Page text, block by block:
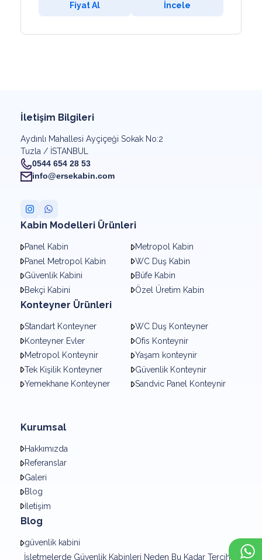
Fiyat Al İncele
İletişim Bilgileri
Aydınlı Mahallesi Ayçiçeği Sokak No:2
Tuzla / İSTANBUL
0544 654 28 53
info@ersekabin.com
Kabin Modelleri Ürünleri
Panel Kabin
Metropol Kabin
Panel Metropol Kabin
WC Duş Kabin
Güvenlik Kabini
Büfe Kabin
Bekçi Kabini
Özel Üretim Kabin
Konteyner Ürünleri
Standart Konteyner
WC Duş Konteyner
Konteyner Evler
Ofis Konteynir
Metropol Konteynir
Yaşam konteynir
Tek Kişilik Konteyner
Güvenlik Konteynir
Yemekhane Konteyner
Sandvic Panel Konteynir
Kurumsal
Hakkımızda
Referanslar
Galeri
Blog
İletişim
Blog
güvenlik kabini
İşletmelerde Güvenlik Kabinleri Neden Bu Kadar Tercih
Whatsapp ×